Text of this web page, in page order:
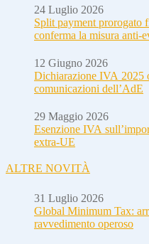
24 Luglio 2026
Split payment prorogato
conferma la misura anti-
12 Giugno 2026
Dichiarazione IVA 2025
comunicazioni dell’AdE
29 Maggio 2026
Esenzione IVA
extra-UE
ALTRE NOVITÀ
31 Luglio 2026
Global Minimum Tax:
ravvedimento operoso